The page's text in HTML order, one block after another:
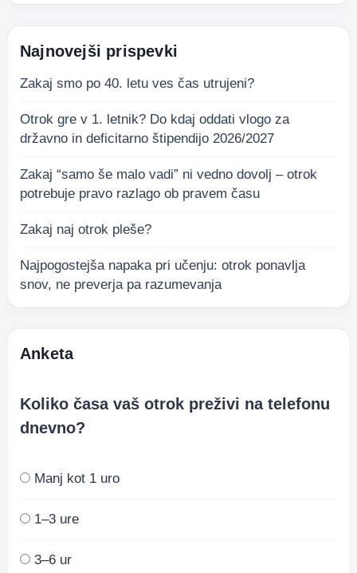
Najnovejši prispevki
Zakaj smo po 40. letu ves čas utrujeni?
Otrok gre v 1. letnik? Do kdaj oddati vlogo za
državno in deficitarno štipendijo 2026/2027
Zakaj “samo še malo vadi” ni vedno dovolj – otrok
potrebuje pravo razlago ob pravem času
Zakaj naj otrok pleše?
Najpogostejša napaka pri učenju: otrok ponavlja
snov, ne preverja pa razumevanja
Anketa
Koliko časa vaš otrok preživi na telefonu
dnevno?
Manj kot 1 uro
1–3 ure
3–6 ur